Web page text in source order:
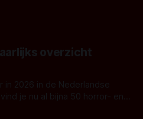
overzicht
in 2026 in de Nederlandse
je nu al bijna 50 horror- en